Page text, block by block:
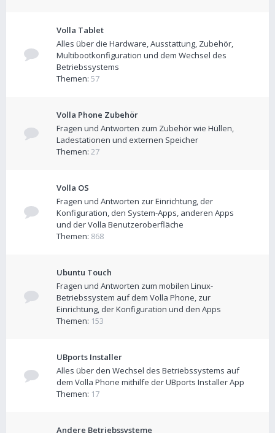
Volla Tablet
Alles über die Hardware, Ausstattung, Zubehör,
Multibootkonfiguration und dem Wechsel des
Betriebssystems
Themen: 57
Volla Phone Zubehör
Fragen und Antworten zum Zubehör wie Hüllen,
Ladestationen und externen Speicher
Themen: 27
Volla OS
Fragen und Antworten zur Einrichtung, der
Konfiguration, den System-Apps, anderen Apps
und der Volla Benutzeroberfläche
Themen: 868
Ubuntu Touch
Fragen und Antworten zum mobilen Linux-
Betriebssystem auf dem Volla Phone, zur
Einrichtung, der Konfiguration und den Apps
Themen: 153
UBports Installer
Alles über den Wechsel des Betriebssystems auf
dem Volla Phone mithilfe der UBports Installer App
Themen: 17
Andere Betriebssysteme